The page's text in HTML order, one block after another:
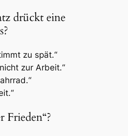
drückt eine
zu spät.“
zur Arbeit.“
Frieden“?